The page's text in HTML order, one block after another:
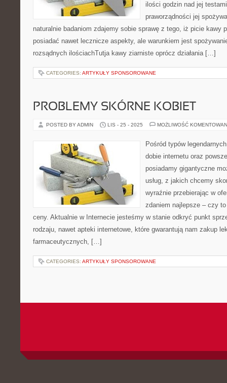
ilości godzin nad jej
praworządności jej
naturalnie badaniom zdajemy sobie sprawę z tego, iż picie kawy
posiadać nawet lecznicze aspekty, ale warunkiem jest
rozsądnych ilościachTutja kawy ziarniste oprócz działania […]
CATEGORIES: ARTYKUŁY SPONSOROWANE
PROBLEMY SKÓRNE KOBIET
POSTED BY ADMIN LIS - 25 - 2025 MOŻLIWOŚĆ
Pośród typów
dobie internetu oraz
posiadamy gigantyczne
usług, z jakich chcemy
wyraźnie przebierając w
zdaniem najlepsze – czy
ceny. Aktualnie w Internecie jesteśmy w stanie odkryć punkt
rodzaju, nawet apteki internetowe, które gwarantują nam zakup
farmaceutycznych, […]
CATEGORIES: ARTYKUŁY SPONSOROWANE